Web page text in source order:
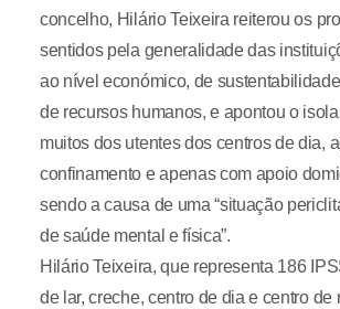
concelho, Hilário Teixeira reiterou os
sentidos pela generalidade das
ao nível económico, de
de recursos humanos, e apontou o
muitos dos utentes dos centros de dia,
confinamento e apenas com apoio
sendo a causa de uma “situação
de saúde mental e física”.
Hilário Teixeira, que representa 186
de lar, creche, centro de dia e centro de